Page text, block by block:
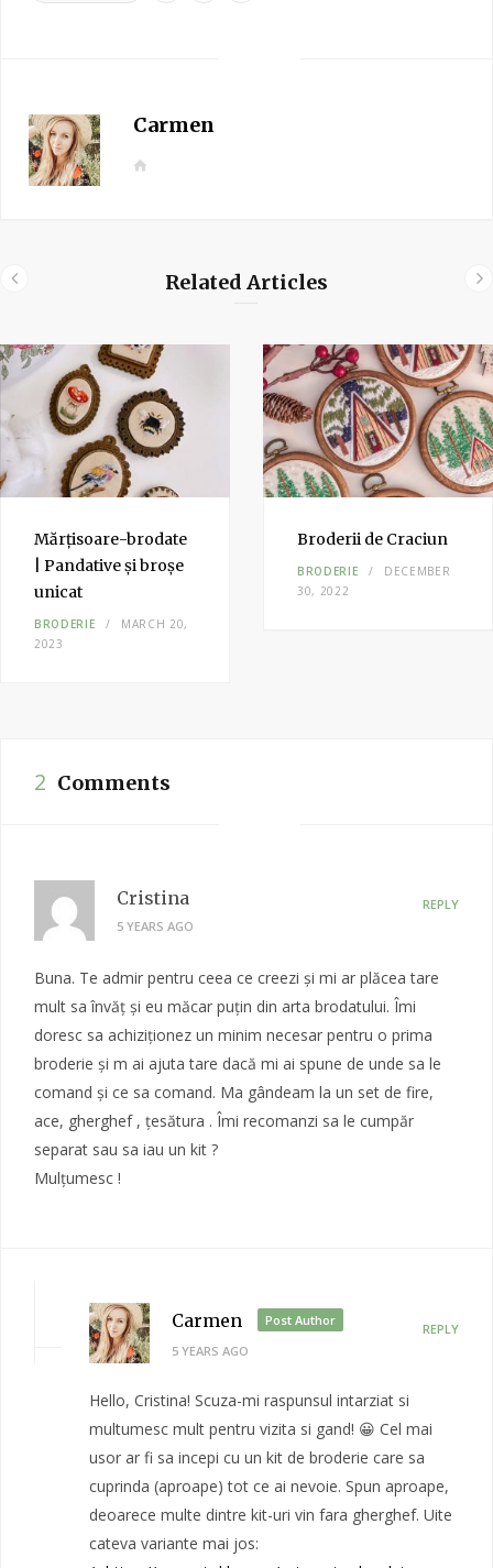
Carmen
W
Related Articles
Mărțisoare-brodate
| Pandative și broșe
unicat
BRODERIE
MARCH 20,
2023
Broderii de Craciun
BRODERIE
DECEMBER
30, 2022
2 Comments
Cristina
5 YEARS AGO
REPLY
Buna. Te admir pentru ceea ce creezi și mi ar plăcea tare
mult sa învăț și eu măcar puțin din arta brodatului. Îmi
doresc sa achiziționez un minim necesar pentru o prima
broderie și m ai ajuta tare dacă mi ai spune de unde sa le
comand și ce sa comand. Ma gândeam la un set de fire,
ace, gherghef , țesătura . Îmi recomanzi sa le cumpăr
separat sau sa iau un kit ?
Mulțumesc !
Carmen
Post Author
5 YEARS AGO
REPLY
Hello, Cristina! Scuza-mi raspunsul intarziat si
multumesc mult pentru vizita si gand! 😀 Cel mai
usor ar fi sa incepi cu un kit de broderie care sa
cuprinda (aproape) tot ce ai nevoie. Spun aproape,
deoarece multe dintre kit-uri vin fara gherghef. Uite
cateva variante mai jos: